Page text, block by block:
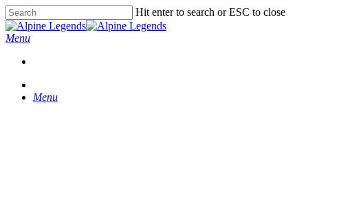
Skip
to
main
Hit enter to search or ESC to close
Close
Search
Menu
Menu